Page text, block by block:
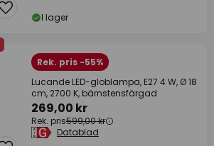
I lager
Rek. pris -55%
Lucande LED-globlampa, E27 4 W, Ø 18
cm, 2700 K, bärnstensfärgad
269,00 kr
Rek. pris599,00 kr
Datablad